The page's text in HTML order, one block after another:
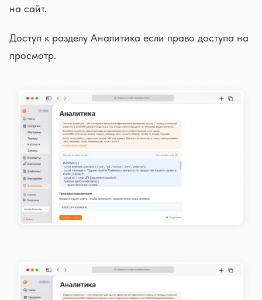
на сайт.
Доступ к разделу Аналитика если право доступа на
просмотр.